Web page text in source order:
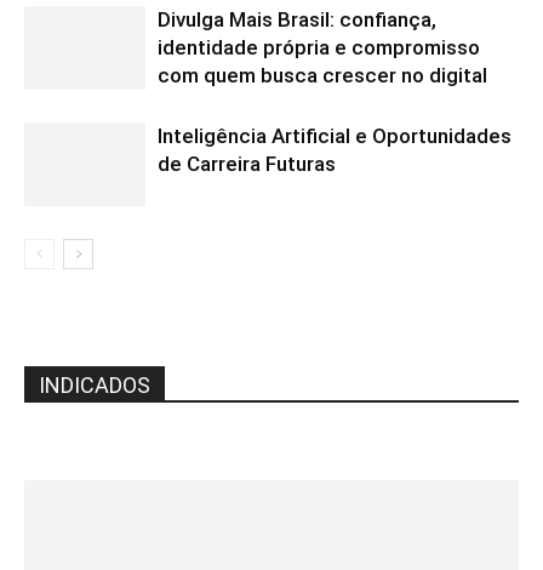
Divulga Mais Brasil: confiança,
identidade própria e compromisso
com quem busca crescer no digital
Inteligência Artificial e Oportunidades
de Carreira Futuras
INDICADOS